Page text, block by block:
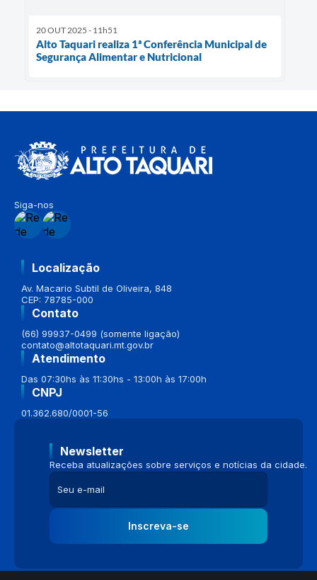
20 OUT 2025 - 11h51
Alto Taquari realiza 1ª Conferência Municipal de
Segurança Alimentar e Nutricional
Siga-nos
Localização
Av. Macario Subtil de Oliveira, 848
CEP: 78785-000
Contato
(66) 99937-0499 (somente ligação)
contato@altotaquari.mt.gov.br
Atendimento
Das 07:30hs às 11:30hs - 13:00h às 17:00h
CNPJ
01.362.680/0001-56
Newsletter
Receba atualizações sobre serviços e notícias da cidade.
Inscreva-se